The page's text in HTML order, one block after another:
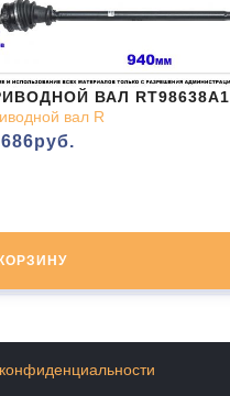
ВАЛ RT98638A1
вал R
руб.